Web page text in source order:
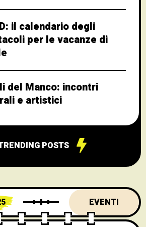
il calendario degli
per le vacanze di
del Manco: incontri
e artistici
POSTS
EVENTI